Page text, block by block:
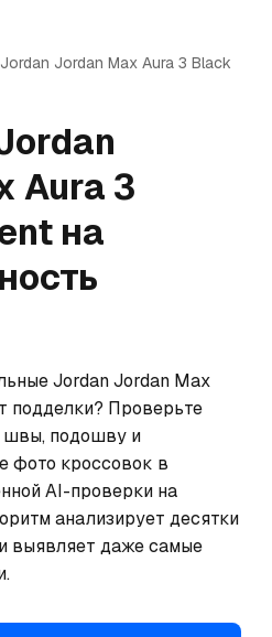
Jordan Jordan Max Aura 3 Black
Aura 3
на
Jordan Jordan Max
подделки? Проверьте
швы, подошву и
фото кроссовок в
AI-проверки на
анализирует десятки
выявляет даже самые